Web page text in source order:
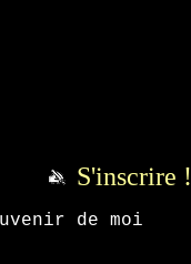
S'inscrire !
de moi